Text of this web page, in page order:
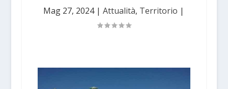
Mag 27, 2024|Attualità, Territorio |